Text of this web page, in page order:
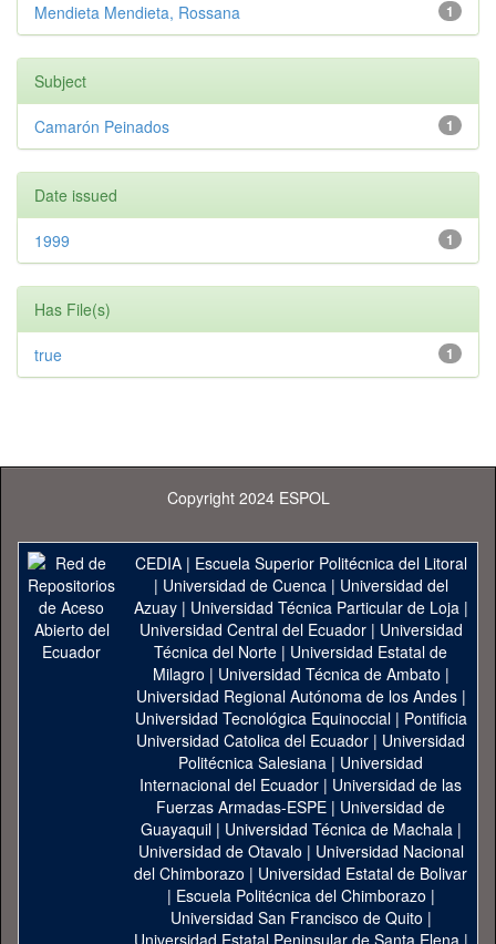
1
Mendieta Mendieta, Rossana
Subject
1
Camarón Peinados
Date issued
1
1999
Has File(s)
1
true
Copyright 2024 ESPOL
CEDIA| Escuela Superior Politécnica del Litoral
| Universidad de Cuenca| Universidad del
Azuay| Universidad Técnica Particular de Loja|
Universidad Central del Ecuador| Universidad
Técnica del Norte | Universidad Estatal de
Milagro | Universidad Técnica de Ambato |
Universidad Regional Autónoma de los Andes|
Universidad Tecnológica Equinoccial| Pontificia
Universidad Catolica del Ecuador | Universidad
Politécnica Salesiana | Universidad
Internacional del Ecuador | Universidad de las
Fuerzas Armadas-ESPE | Universidad de
Guayaquil| Universidad Técnica de Machala|
Universidad de Otavalo | Universidad Nacional
del Chimborazo | Universidad Estatal de Bolivar
| Escuela Politécnica del Chimborazo |
Universidad San Francisco de Quito |
Universidad Estatal Peninsular de Santa Elena |